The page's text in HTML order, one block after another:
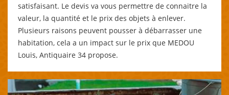
satisfaisant. Le devis va vous permettre de connaitre la
valeur, la quantité et le prix des objets à enlever.
Plusieurs raisons peuvent pousser à débarrasser une
habitation, cela a un impact sur le prix que MEDOU
Louis, Antiquaire 34 propose.